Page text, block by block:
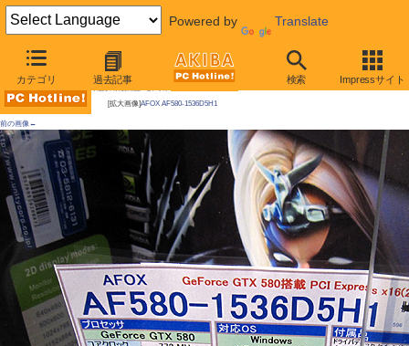
Powered by Translate
カテゴリ 過去記事 検索 Impressサイト
AKIBA PC Hotline! 2011年3月19日号
[拡大画像]AFOX AF580-1536D5H1
前の画像←